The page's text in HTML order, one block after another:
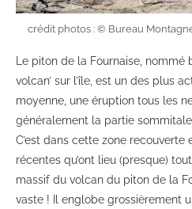
crédit photos : © Bureau
Le piton de la Fournaise,
volcan’ sur l’île, est un des plus
moyenne, une éruption tous les
généralement la partie
C’est dans cette zone recouverte
récentes qu’ont lieu (presque)
massif du volcan du piton de la
vaste ! Il englobe grossièrement